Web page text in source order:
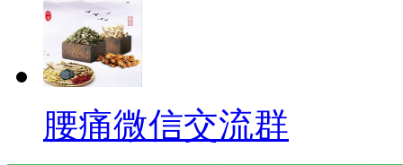
腰痛微信交流群